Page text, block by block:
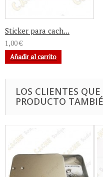
Sticker para cach...
1,00 €
Añadir al carrito
LOS CLIENTES
PRODUCTO